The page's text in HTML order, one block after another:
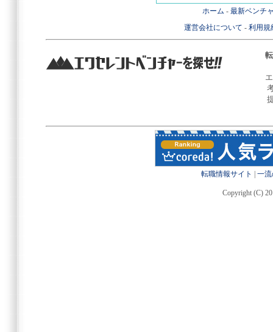
ホーム - 最新ベンチ
運営会社について - 利用規
転職情報サイト 一
Copyright (C)